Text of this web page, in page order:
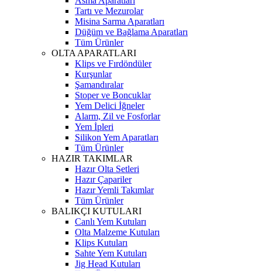
Tartı ve Mezurolar
Misina Sarma Aparatları
Düğüm ve Bağlama Aparatları
Tüm Ürünler
OLTA APARATLARI
Klips ve Fırdöndüler
Kurşunlar
Şamandıralar
Stoper ve Boncuklar
Yem Delici İğneler
Alarm, Zil ve Fosforlar
Yem İpleri
Silikon Yem Aparatları
Tüm Ürünler
HAZIR TAKIMLAR
Hazır Olta Setleri
Hazır Çapariler
Hazır Yemli Takımlar
Tüm Ürünler
BALIKÇI KUTULARI
Canlı Yem Kutuları
Olta Malzeme Kutuları
Klips Kutuları
Sahte Yem Kutuları
Jig Head Kutuları